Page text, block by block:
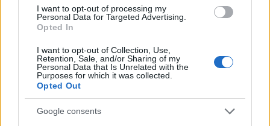
I want to opt-out of processing my
Personal Data for Targeted Advertising.
Opted In
I want to opt-out of Collection, Use,
Retention, Sale, and/or Sharing of my
Personal Data that Is Unrelated with the
Purposes for which it was collected.
Opted Out
Google consents